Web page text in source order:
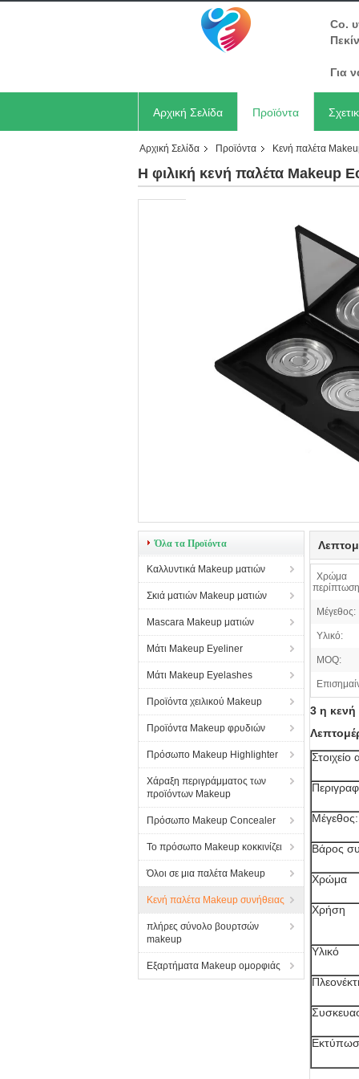
Co.
Για
Αρχική Σελίδα Προϊόντα
Αρχική Σελίδα Προϊόντα Κενή παλέτα
Η φιλική κενή παλέτα Makeup
Όλα τα Προϊόντα
Καλλυντικά Makeup ματιών
Σκιά ματιών Makeup ματιών
Mascara Makeup ματιών
Μάτι Makeup Eyeliner
Μάτι Makeup Eyelashes
Προϊόντα χειλικού Makeup
Προϊόντα Makeup φρυδιών
Πρόσωπο Makeup Highlighter
Χάραξη περιγράμματος των
προϊόντων Makeup
Πρόσωπο Makeup Concealer
Το πρόσωπο Makeup κοκκινίζει
Όλοι σε μια παλέτα Makeup
Κενή παλέτα Makeup συνήθειας
πλήρες σύνολο βουρτσών
makeup
Εξαρτήματα Makeup ομορφιάς
Χρώμα
Μέγεθος:
Υλικό:
MOQ:
3 η κενή
Στοιχείο
Μέγεθος:
Βάρος
Χρώμα
Χρήση
Υλικό